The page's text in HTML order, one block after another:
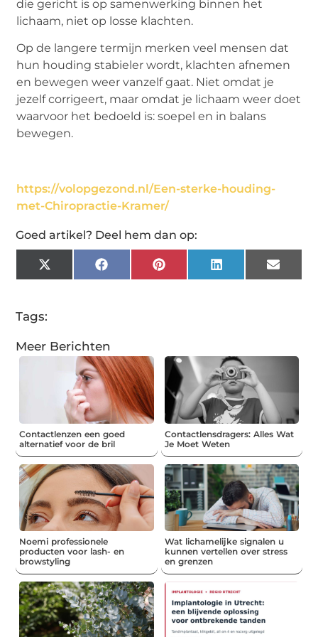
die gericht is op samenwerking binnen het
lichaam, niet op losse klachten.
Op de langere termijn merken veel mensen dat
hun houding stabieler wordt, klachten afnemen
en bewegen weer vanzelf gaat. Niet omdat je
jezelf corrigeert, maar omdat je lichaam weer doet
waarvoor het bedoeld is: soepel en in balans
bewegen.
https://volopgezond.nl/Een-sterke-houding-
met-Chiropractie-Kramer/
Goed artikel? Deel hem dan op:
X
(Twitter)
FacebookPinterestLinkedInEmail
Tags:
Meer Berichten
Contactlenzen een goed
alternatief voor de bril
Contactlensdragers: Alles Wat
Je Moet Weten
Noemi professionele
producten voor lash- en
browstyling
Wat lichamelijke signalen u
kunnen vertellen over stress
en grenzen